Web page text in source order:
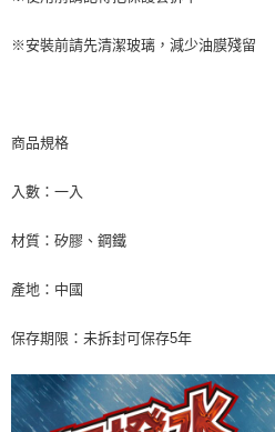
※安裝前請先清潔玻璃，減少油膜殘留
商品規格
入數：一入
材質：矽膠、鋼鐵
產地：中國
保存期限：未拆封可保存5年